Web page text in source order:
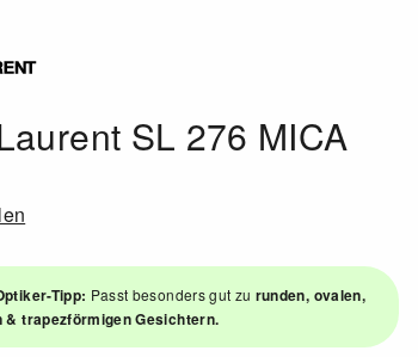
SL 276 MICA
Tipp: Passt besonders gut zu runden, ovalen,
& trapezförmigen Gesichtern.